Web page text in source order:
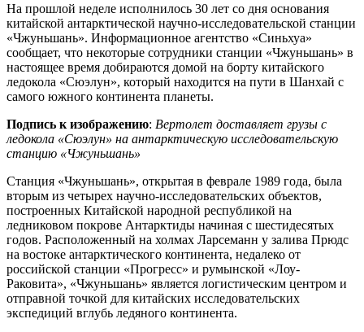
На прошлой неделе исполнилось 30 лет со дня основания
китайской антарктической научно-исследовательской станции
«Чжуньшань». Информационное агентство «Синьхуа»
сообщает, что некоторые сотрудники станции «Чжуньшань» в
настоящее время добираются домой на борту китайского
ледокола «Сюэлун», который находится на пути в Шанхай с
самого южного континента планеты.
Подпись к изображению: Вертолет доставляет грузы с
ледокола «Сюэлун» на антарктическую исследовательскую
станцию «Чжуньшань»
Станция «Чжуньшань», открытая в феврале 1989 года, была
вторым из четырех научно-исследовательских объектов,
построенных Китайской народной республикой на
ледниковом покрове Антарктиды начиная с шестидесятых
годов. Расположенный на холмах Ларсеманн у залива Прюдс
на востоке антарктического континента, недалеко от
российской станции «Прогресс» и румынской «Лоу-
Раковита», «Чжуньшань» является логистическим центром и
отправной точкой для китайских исследовательских
экспедиций вглубь ледяного континента.